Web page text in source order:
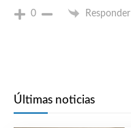
0 Responder
Últimas noticias